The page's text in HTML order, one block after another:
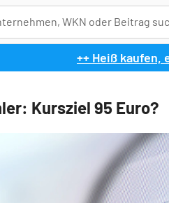
++ Heiß kaufen,
Kursziel 95 Euro?